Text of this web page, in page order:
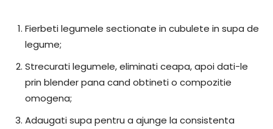
Fierbeti legumele sectionate in cubulete in supa de
legume;
Strecurati legumele, eliminati ceapa, apoi dati-le
prin blender pana cand obtineti o compozitie
omogena;
Adaugati supa pentru a ajunge la consistenta